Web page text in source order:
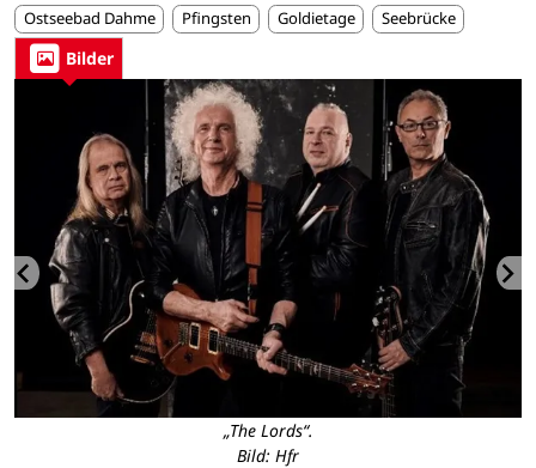
Ostseebad Dahme Pfingsten Goldietage Seebrücke
Bilder
„The Lords“.
Bild: Hfr